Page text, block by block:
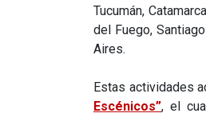
Tucumán,
del Fuego,
Aires.
Estas actividades
Escénicos”, el